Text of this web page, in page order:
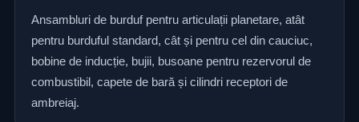
Ansambluri de burduf pentru articulații planetare, atât
pentru burduful standard, cât și pentru cel din cauciuc,
bobine de inducție, bujii, busoane pentru rezervorul de
combustibil, capete de bară și cilindri receptori de
ambreiaj.